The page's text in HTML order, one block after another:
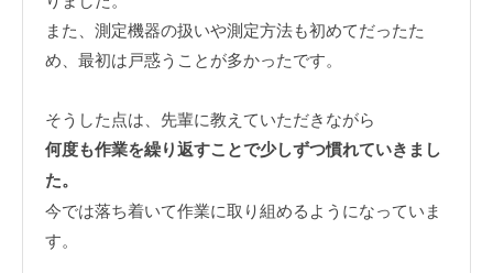
また、測定機器の扱いや測定方法も初めてだったた
め、最初は戸惑うことが多かったです。
そうした点は、先輩に教えていただきながら
何度も作業を繰り返すことで少しずつ慣れていきまし
た。
今では落ち着いて作業に取り組めるようになっていま
す。